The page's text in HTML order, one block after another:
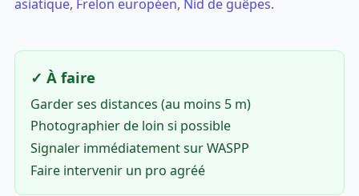
asiatique, Frelon européen, Nid de guêpes.
✓ À faire
Garder ses distances (au moins 5 m)
Photographier de loin si possible
Signaler immédiatement sur WASPP
Faire intervenir un pro agréé